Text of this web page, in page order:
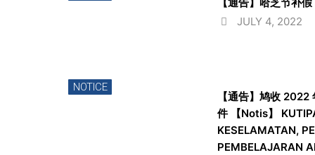
JULY 4, 2022
NOTICE
【通告】鸠收
件 【Notis】
KESELAMATAN,
PEMBELAJARAN